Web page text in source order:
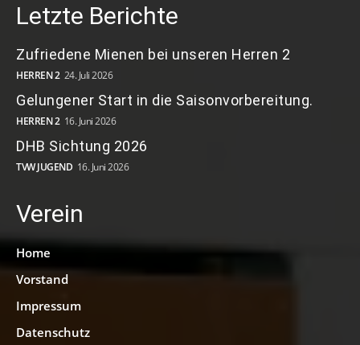
Letzte Berichte
Zufriedene Mienen bei unseren Herren 2
HERREN 2 24. Juli 2026
Gelungener Start in die Saisonvorbereitung.
HERREN 2 16. Juni 2026
DHB Sichtung 2026
TVW JUGEND 16. Juni 2026
Verein
Home
Vorstand
Impressum
Datenschutz